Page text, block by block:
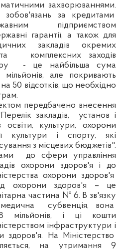
захворюваннями.
зобов'язань за кредитами
підприємством
гарантії, а також для
закладів окремих
комплексних заходів
- це найбільша сума
мільйонів, але покривають
50 відсотків, що необхідно
передбачено внесення
закладів,
установ і
освіти, культури, охорони
культури і спорту, які
з місцевих бюджетів".
до сфери управління
охорони здоров'я і до
охорони здоров'я
охорони здоров'я – це
ітарна частина № 6. В зв'язку
субвенція, вона
мільйонів, і ці кошти
інфраструктури і
здоров'я. На Міністерство
на утримання 9